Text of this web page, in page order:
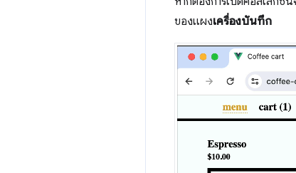
ของแผงเครื่องบันทึก